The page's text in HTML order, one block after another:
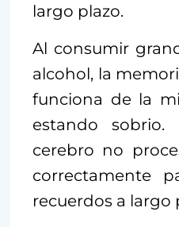
largo plazo.
Al consumir
alcohol, la
funciona de la
estando
cerebro no
correctamente
recuerdos a largo